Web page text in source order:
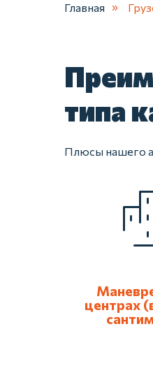
Главная »
типа
Плюсы нашего
центрах